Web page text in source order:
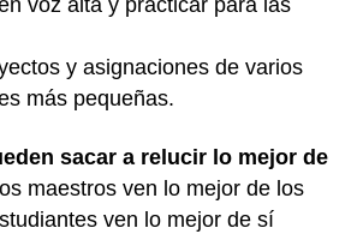
voz alta y practicar para las
y asignaciones de varios
más pequeñas.
sacar a relucir lo mejor de
maestros ven lo mejor de los
ven lo mejor de sí